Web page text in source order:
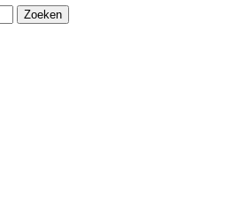
Zoeken